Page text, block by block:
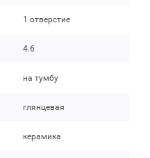
1 отверстие
4.6
на тумбу
глянцевая
керамика